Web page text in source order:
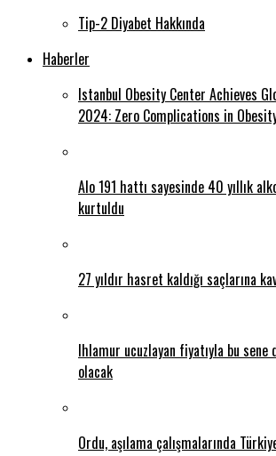
Tip-2 Diyabet Hakkında
Haberler
Istanbul Obesity Center Achieves
2024: Zero Complications in
Alo 191 hattı sayesinde 40 yıllık
kurtuldu
27 yıldır hasret kaldığı saçlarına
Ihlamur ucuzlayan fiyatıyla bu sene
olacak
Ordu, aşılama çalışmalarında